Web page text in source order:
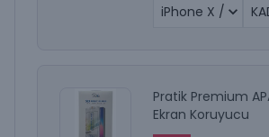
Pratik Premium
Ekran Koruyucu